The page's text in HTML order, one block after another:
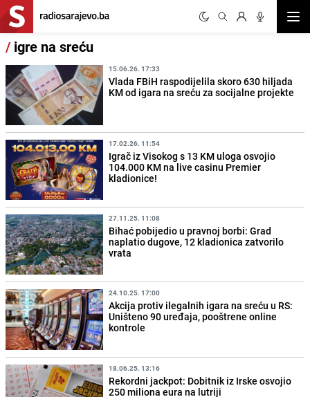
/ igre na sreću
15.06.26. 17:33
Vlada FBiH raspodijelila skoro 630 hiljada
KM od igara na sreću za socijalne projekte
17.02.26. 11:54
Igrač iz Visokog s 13 KM uloga osvojio
104.000 KM na live casinu Premier
kladionice!
27.11.25. 11:08
Bihać pobijedio u pravnoj borbi: Grad
naplatio dugove, 12 kladionica zatvorilo
vrata
24.10.25. 17:00
Akcija protiv ilegalnih igara na sreću u RS:
Uništeno 90 uređaja, pooštrene online
kontrole
18.06.25. 13:16
Rekordni jackpot: Dobitnik iz Irske osvojio
250 miliona eura na lutriji